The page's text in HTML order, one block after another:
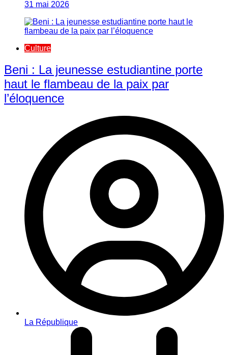
31 mai 2026
Culture
Beni : La jeunesse estudiantine porte
haut le flambeau de la paix par
l’éloquence
La République